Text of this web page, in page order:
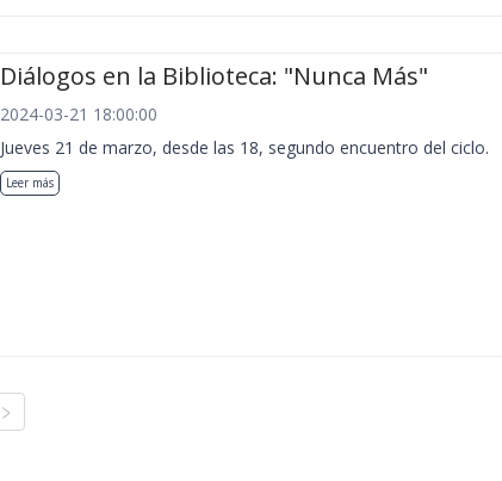
Diálogos en la Biblioteca: "Nunca Más"
2024-03-21 18:00:00
Jueves 21 de marzo, desde las 18, segundo encuentro del ciclo.
Leer más